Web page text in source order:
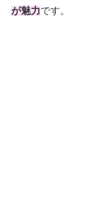
が魅力です。